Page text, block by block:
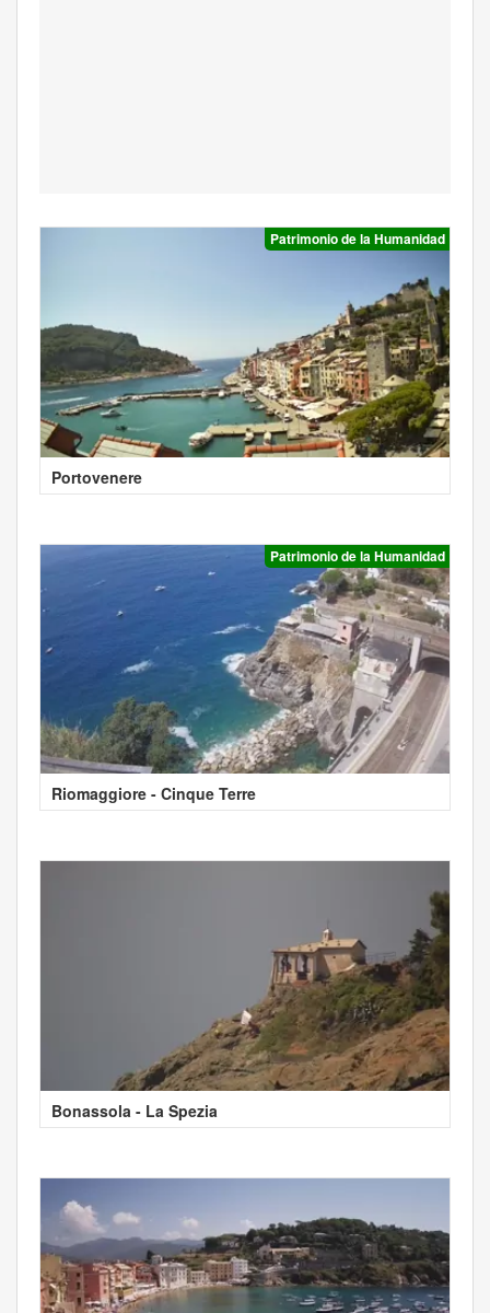
Patrimonio de la Humanidad
Portovenere
Patrimonio de la Humanidad
Riomaggiore - Cinque Terre
Bonassola - La Spezia